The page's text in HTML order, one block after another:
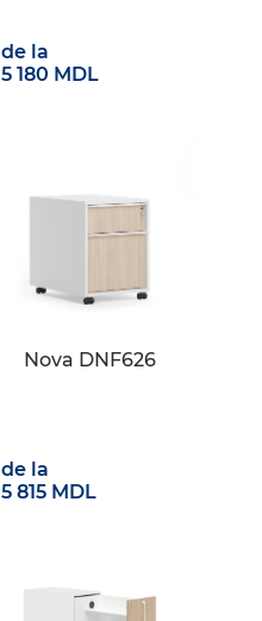
de la
5 180 MDL
Nova DNF626
de la
5 815 MDL